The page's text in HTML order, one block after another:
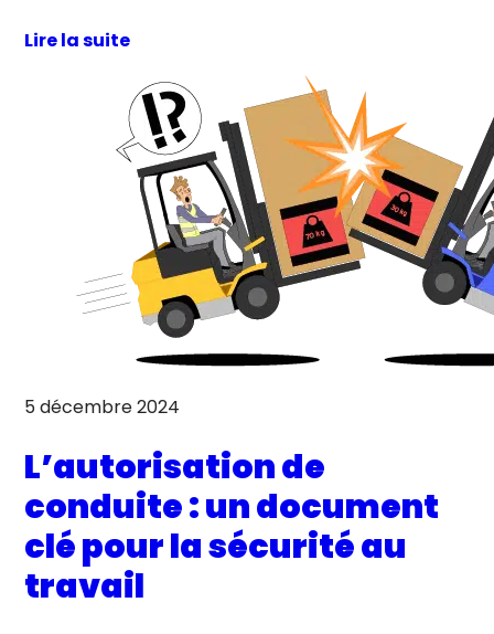
Lire la suite
5 décembre 2024
L’autorisation de
conduite : un document
clé pour la sécurité au
travail